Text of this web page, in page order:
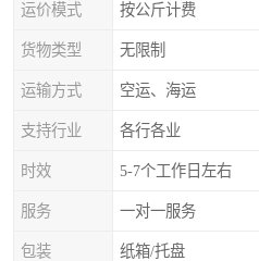
运价模式 按公斤计费
货物类型 无限制
运输方式 空运、海运
支持行业 各行各业
时效 5-7个工作日左右
服务 一对一服务
包装 纸箱/托盘